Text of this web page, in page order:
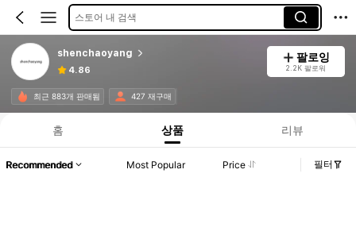
스토어 내 검색
shenchaoyang
4.86
팔로잉
2.2K 팔로워
최근 883개 판매됨 427 재구매
홈 상품 리뷰
Recommended Most Popular Price 필터